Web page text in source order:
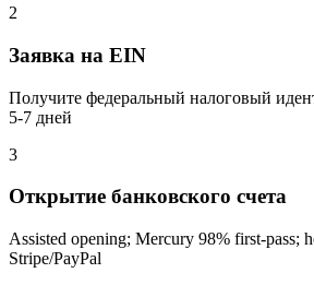
2
Заявка на EIN
Получите федеральный налоговый
5-7 дней
3
Открытие банковского счета
Assisted opening; Mercury 98% first‑pass;
Stripe/PayPal